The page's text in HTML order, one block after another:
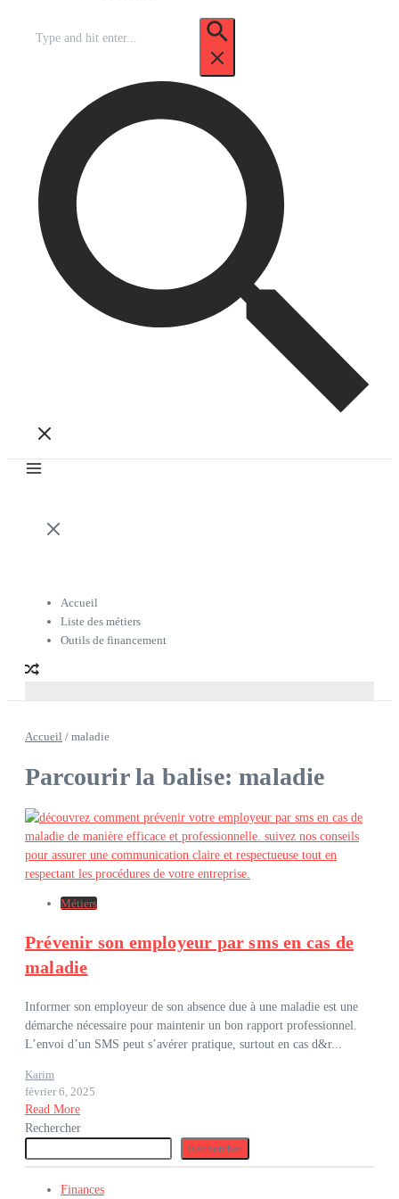
pour
Accueil
Liste des métiers
Outils de financement
Accueil / maladie
Parcourir la balise: maladie
Métiers
Prévenir son employeur par sms en cas de
maladie
Informer son employeur de son absence due à une maladie est une
démarche nécessaire pour maintenir un bon rapport professionnel.
L’envoi d’un SMS peut s’avérer pratique, surtout en cas d&r...
Karim
février 6, 2025
Read More
Rechercher
Rechercher
Finances